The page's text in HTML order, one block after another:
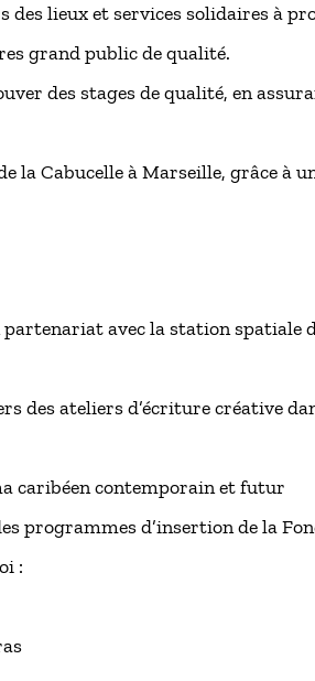
des lieux et services solidaires à
grand public de qualité.
des stages de qualité, en
la Cabucelle à Marseille, grâce à
avec la station spatiale
des ateliers d’écriture créative
caribéen contemporain et futur
programmes d’insertion de la
: